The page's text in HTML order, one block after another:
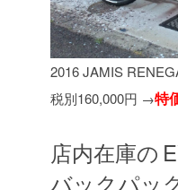
2016 JAMIS
税別160,000円 →特
店内在庫の
バックパッ